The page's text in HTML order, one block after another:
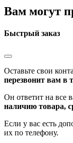
Вам могут
Быстрый заказ
Оставьте свои
перезвонит вам в
Он ответит на все
наличию товара,
Если у вас есть
их по телефону.